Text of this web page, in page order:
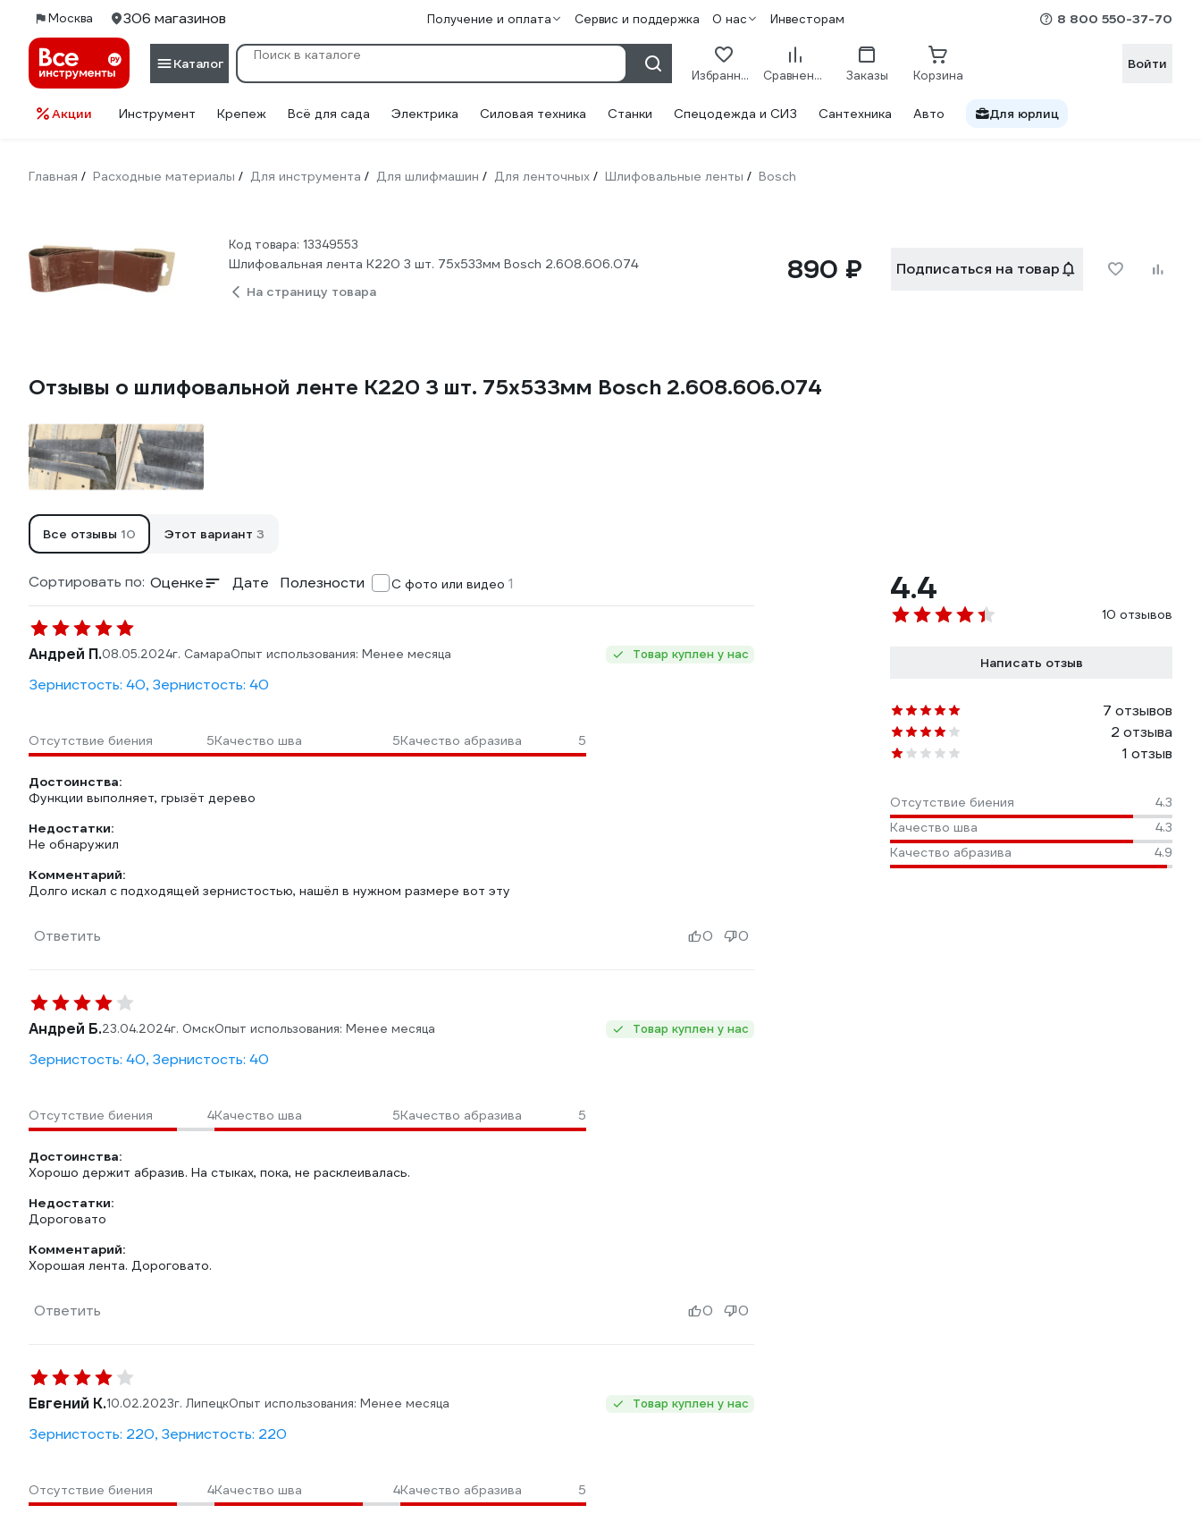
Москва 306 магазинов Получение и оплата Сервис и поддержка О нас Инвесторам 8 800 550-37-70
Каталог
Избранное Сравнение Заказы Корзина
Войти
Акции Инструмент Крепеж Всё для сада Электрика Силовая техника Станки Спецодежда и СИЗ Сантехника Авто Для юрлиц
Главная / Расходные материалы / Для инструмента / Для шлифмашин / Для ленточных / Шлифовальные ленты / Bosch
Код товара: 13349553
Шлифовальная лента K220 3 шт. 75х533мм Bosch 2.608.606.074
На страницу товара
890 ₽ Подписаться на товар
Отзывы о шлифовальной ленте K220 3 шт. 75х533мм Bosch 2.608.606.074
Все отзывы 10 Этот вариант 3
Сортировать по: Оценке Дате Полезности С фото или видео 1
Андрей П.08.05.2024г. СамараОпыт использования: Менее месяца Товар куплен у нас
Зернистость: 40, Зернистость: 40
Отсутствие биения 5Качество шва 5Качество абразива 5
Достоинства:
Функции выполняет, грызёт дерево
Недостатки:
Не обнаружил
Комментарий:
Долго искал с подходящей зернистостью, нашёл в нужном размере вот эту
Ответить 0 0
Андрей Б.23.04.2024г. ОмскОпыт использования: Менее месяца Товар куплен у нас
Зернистость: 40, Зернистость: 40
Отсутствие биения 4Качество шва 5Качество абразива 5
Достоинства:
Хорошо держит абразив. На стыках, пока, не расклеивалась.
Недостатки:
Дороговато
Комментарий:
Хорошая лента. Дороговато.
Ответить 0 0
Евгений К.10.02.2023г. ЛипецкОпыт использования: Менее месяца Товар куплен у нас
Зернистость: 220, Зернистость: 220
Отсутствие биения 4Качество шва 4Качество абразива 5
4.4
10 отзывов
Написать отзыв
7 отзывов
2 отзыва
1 отзыв
Отсутствие биения
4.3
Качество шва
4.3
Качество абразива
4.9